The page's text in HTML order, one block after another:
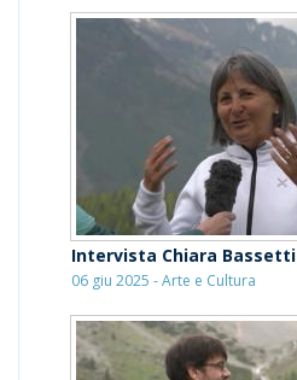
Intervista Chiara Bassetti
06 giu 2025 - Arte e Cultura